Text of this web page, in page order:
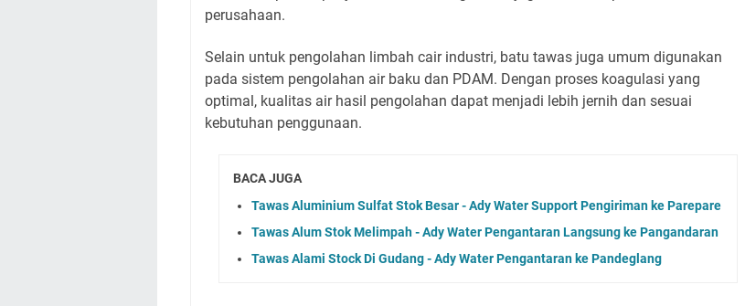
perusahaan.
Selain untuk pengolahan limbah cair industri, batu tawas juga umum digunakan
pada sistem pengolahan air baku dan PDAM. Dengan proses koagulasi yang
optimal, kualitas air hasil pengolahan dapat menjadi lebih jernih dan sesuai
kebutuhan penggunaan.
BACA JUGA
Tawas Aluminium Sulfat Stok Besar - Ady Water Support Pengiriman ke Parepare
Tawas Alum Stok Melimpah - Ady Water Pengantaran Langsung ke Pangandaran
Tawas Alami Stock Di Gudang - Ady Water Pengantaran ke Pandeglang